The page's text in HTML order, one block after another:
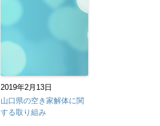
2019年2月13日
山口県の空き家解体に関
する取り組み